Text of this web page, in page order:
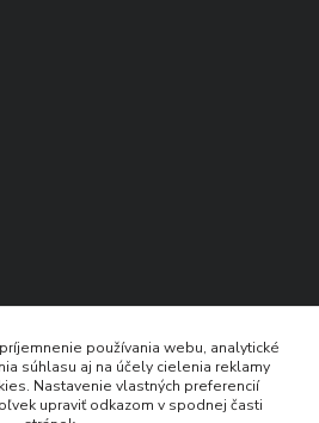
používania webu, analytické
súhlasu aj na účely cielenia reklamy
Nastavenie vlastných preferencií
upraviť odkazom v spodnej časti